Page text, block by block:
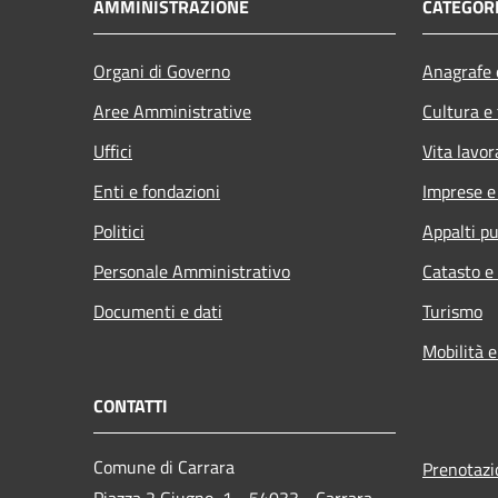
AMMINISTRAZIONE
Organi di Governo
Aree Amministrative
Uffici
Enti e fondazioni
Politici
Personale Amministrativo
Documenti e dati
Cultura
Vita
Imprese
Appalti
Catasto
Turismo
Mobilità
CONTATTI
Comune di Carrara